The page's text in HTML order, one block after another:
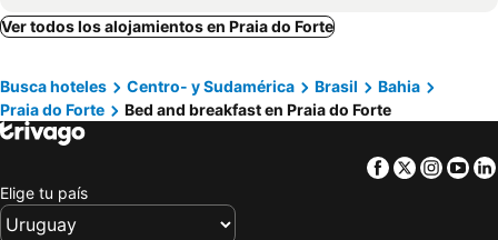
Ver todos los alojamientos en Praia do Forte
Busca hoteles Centro- y Sudamérica Brasil
Bahia
Praia do Forte
Bed and breakfast en Praia do Forte
Facebook
Twitter
Elige tu país